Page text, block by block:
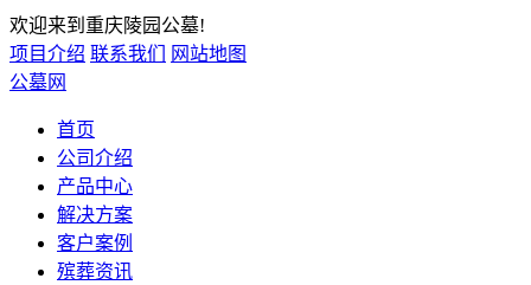
欢迎来到重庆陵园公墓!
项目介绍 联系我们
网站地图
公墓网
首页
公司介绍
产品中心
解决方案
客户案例
殡葬资讯